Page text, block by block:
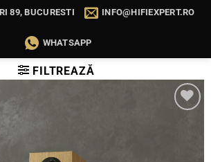
89, BUCURESTI INFO@HIFIEXPERT.RO
WHATSAPP
FILTREAZĂ